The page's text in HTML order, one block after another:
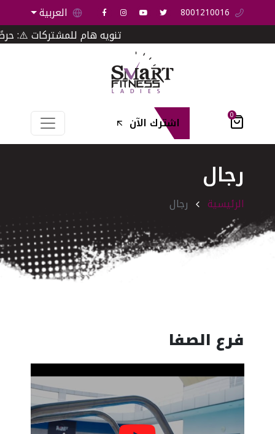
8001210016
العربية
تنويه هام للمشتركات ⚠️: حرصًا
0 اشترك الآن
رجال
الرئيسية رجال
فرع الصفا